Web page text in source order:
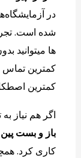
در
شده است.
ها میتوانید
کمترین تماس
کمترین
اگر هم نیاز
باز و بست پین
کاری کرد.